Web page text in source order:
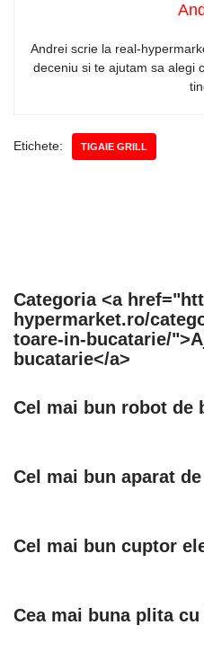
Andrei scrie la real-
deceniu si te ajutam sa alegi
Etichete: TIGAIE GRILL
Categoria <a
hypermarket.ro/
toare-in-bucatarie/
bucatarie</a>
Cel mai bun robot de
Cel mai bun aparat
Cel mai bun cuptor
Cea mai buna plita